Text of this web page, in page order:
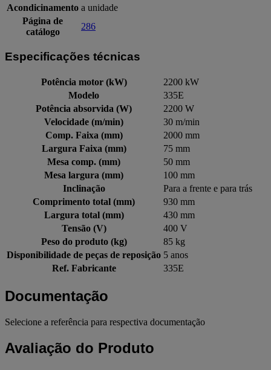
Acondicinamento a unidade
Página de
catálogo
286
Especificações técnicas
Potência motor (kW)
2200 kW
Modelo
335E
Potência absorvida (W)
2200 W
Velocidade (m/min)
30 m/min
Comp. Faixa (mm)
2000 mm
Largura Faixa (mm)
75 mm
Mesa comp. (mm)
50 mm
Mesa largura (mm)
100 mm
Inclinação
Para a frente e para trás
Comprimento total (mm)
930 mm
Largura total (mm)
430 mm
Tensão (V)
400 V
Peso do produto (kg)
85 kg
Disponibilidade de peças de reposição 5 anos
Ref. Fabricante
335E
Documentação
Selecione a referência para respectiva documentação
Avaliação do Produto